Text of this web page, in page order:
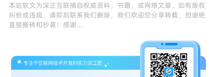
本站软文为深正互联摘自权威资料，书籍，或网络文章，如有版权
纠纷或违规，请即刻联系我们删除，我们欢迎您分享转载，但谢绝
直接搬砖和抄袭！感谢...